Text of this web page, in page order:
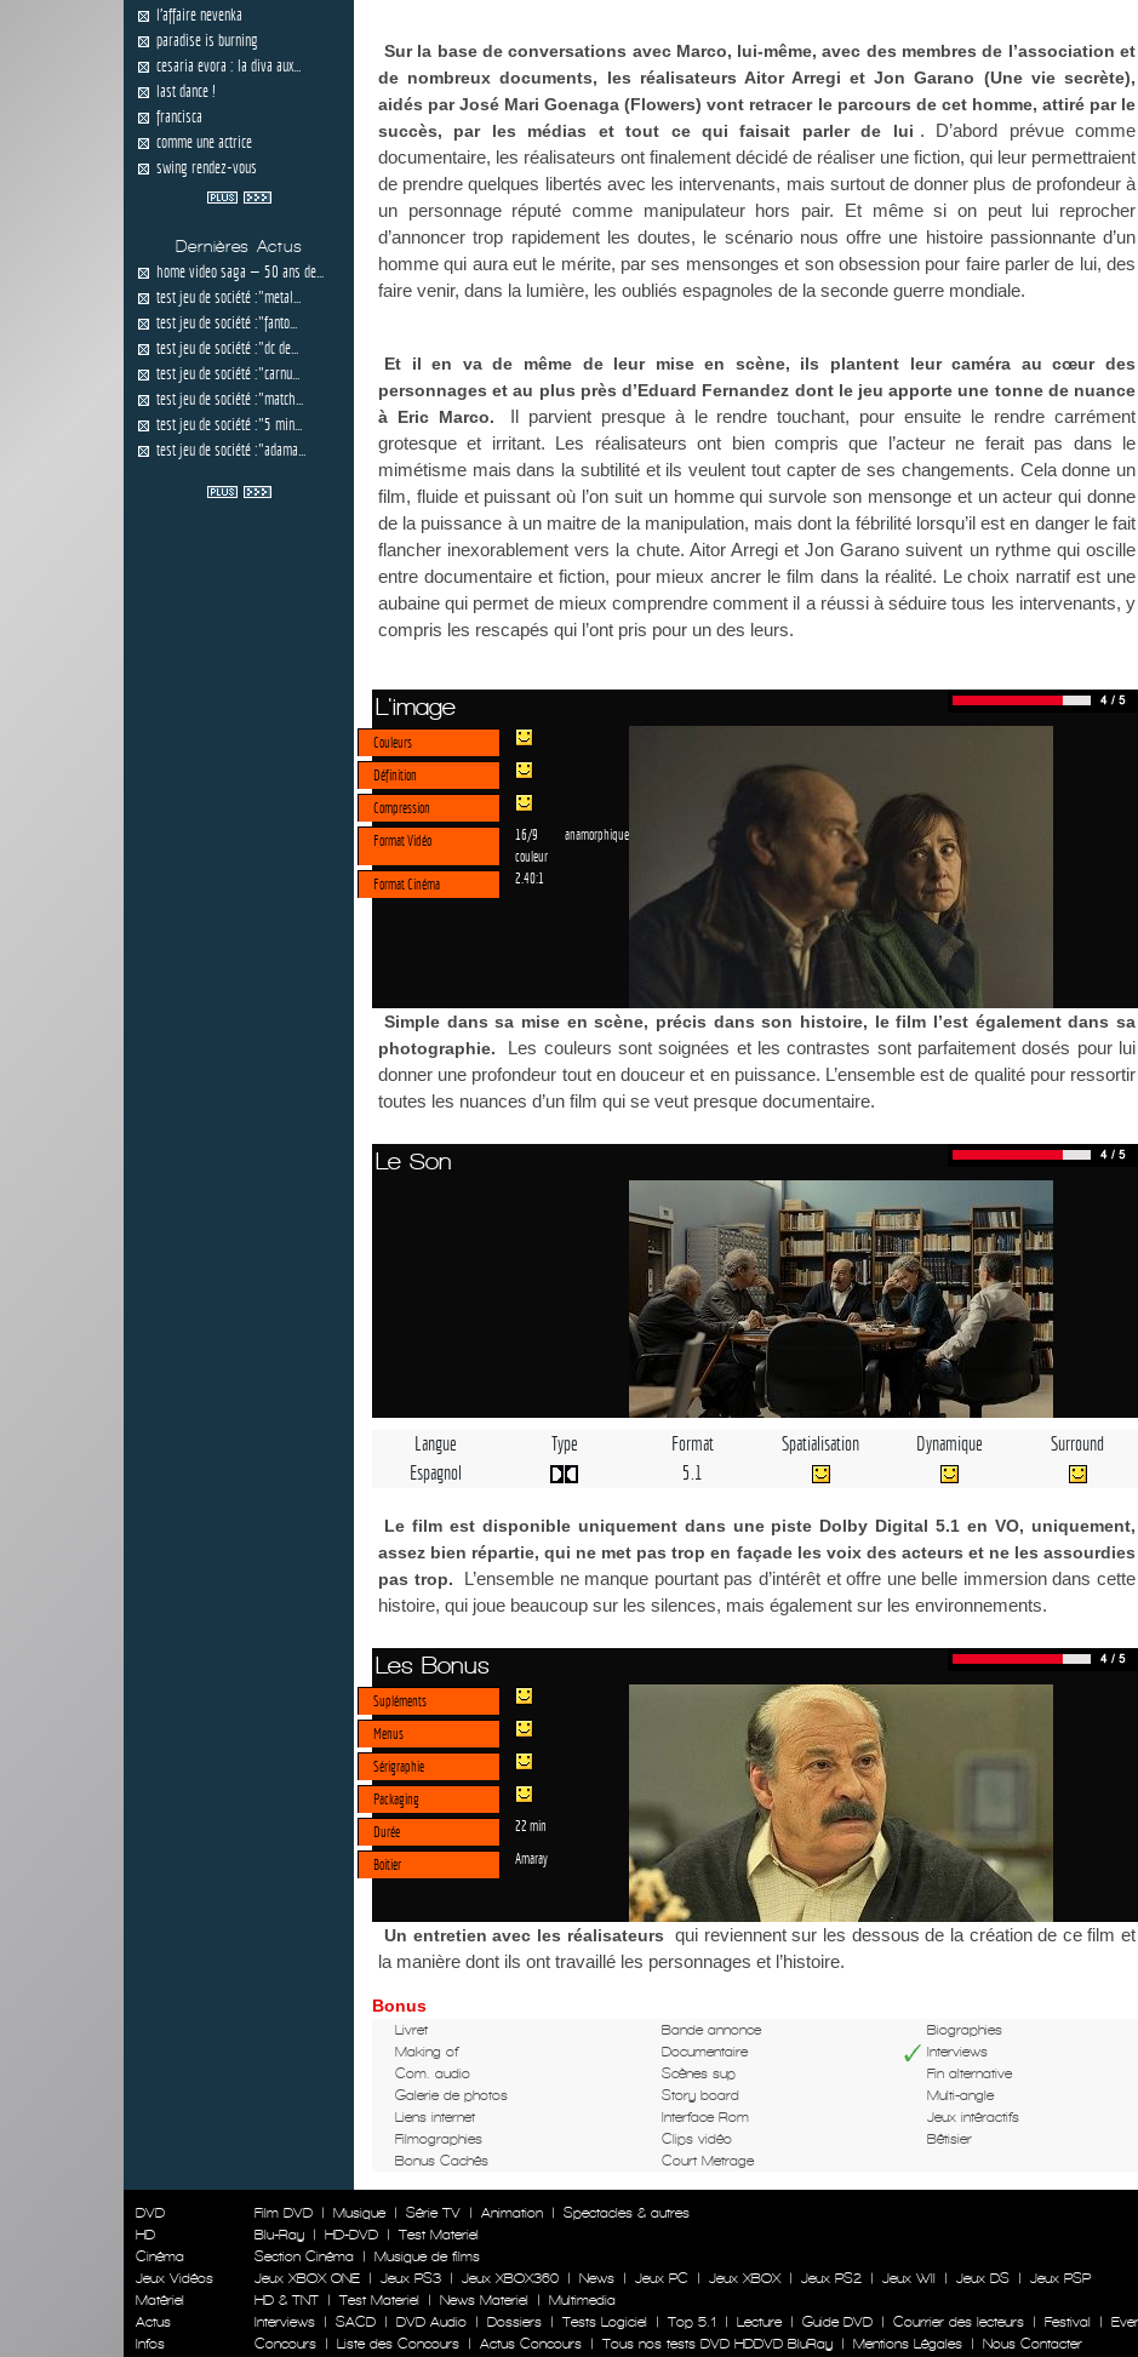
l'affaire nevenka
paradise is burning
cesaria evora : la diva aux...
last dance !
francisca
comme une actrice
swing rendez-vous
Dernières Actus
home video saga — 50 ans de...
test jeu de société :"metal...
test jeu de société :"fanto...
test jeu de société :"dc de...
test jeu de société :"carnu...
test jeu de société :"match...
test jeu de société :"5 min...
test jeu de société :"adama...
Sur la base de conversations avec Marco, lui-même, avec des membres de l’association et
de nombreux documents, les réalisateurs Aitor Arregi et Jon Garano (Une vie secrète),
aidés par José Mari Goenaga (Flowers) vont retracer le parcours de cet homme, attiré par le
succès, par les médias et tout ce qui faisait parler de lui . D’abord prévue comme
documentaire, les réalisateurs ont finalement décidé de réaliser une fiction, qui leur permettraient
de prendre quelques libertés avec les intervenants, mais surtout de donner plus de profondeur à
un personnage réputé comme manipulateur hors pair. Et même si on peut lui reprocher
d’annoncer trop rapidement les doutes, le scénario nous offre une histoire passionnante d’un
homme qui aura eut le mérite, par ses mensonges et son obsession pour faire parler de lui, des
faire venir, dans la lumière, les oubliés espagnoles de la seconde guerre mondiale.
Et il en va de même de leur mise en scène, ils plantent leur caméra au cœur des
personnages et au plus près d’Eduard Fernandez dont le jeu apporte une tonne de nuance
à Eric Marco.
Il parvient presque à le rendre touchant, pour ensuite le rendre carrément
grotesque et irritant. Les réalisateurs ont bien compris que l’acteur ne ferait pas dans le
mimétisme mais dans la subtilité et ils veulent tout capter de ses changements. Cela donne un
film, fluide et puissant où l’on suit un homme qui survole son mensonge et un acteur qui donne
de la puissance à un maitre de la manipulation, mais dont la fébrilité lorsqu’il est en danger le fait
flancher inexorablement vers la chute. Aitor Arregi et Jon Garano suivent un rythme qui oscille
entre documentaire et fiction, pour mieux ancrer le film dans la réalité. Le choix narratif est une
aubaine qui permet de mieux comprendre comment il a réussi à séduire tous les intervenants, y
compris les rescapés qui l’ont pris pour un des leurs.
L'image
Couleurs
Définition
Compression
Format Vidéo
16/9 anamorphique
couleur
Format Cinéma
2.40:1
Simple dans sa mise en scène, précis dans son histoire, le film l’est également dans sa
photographie.
Les couleurs sont soignées et les contrastes sont parfaitement dosés pour lui
donner une profondeur tout en douceur et en puissance. L’ensemble est de qualité pour ressortir
toutes les nuances d’un film qui se veut presque documentaire.
Le Son
Langue Type Format Spatialisation Dynamique
Surround
Espagnol
5.1
Le film est disponible uniquement dans une piste Dolby Digital 5.1 en VO, uniquement,
assez bien répartie, qui ne met pas trop en façade les voix des acteurs et ne les assourdies
pas trop.
L’ensemble ne manque pourtant pas d’intérêt et offre une belle immersion dans cette
histoire, qui joue beaucoup sur les silences, mais également sur les environnements.
Les Bonus
Supléments
Menus
Sérigraphie
Packaging
Durée
22 min
Boitier Amaray
Un entretien avec les réalisateurs
qui reviennent sur les dessous de la création de ce film et
la manière dont ils ont travaillé les personnages et l’histoire.
Bonus
Livret Bande annonce
Biographies
Making of
Documentaire
Interviews
Com. audio
Scènes sup
Fin alternative
Galerie de photos
Story board
Multi-angle
Liens internet
Interface Rom
Jeux intéractifs
Filmographies
Clips vidéo
Bêtisier
Bonus Cachés
Court Metrage
DVD
HD
Cinéma
Jeux Vidéos
Matériel
Actus
Infos
Film DVD | Musique | Série TV | Animation |
Spectacles & autres
Blu-Ray
| HD-DVD |
Test Materiel
Section Cinéma
|
Musique de films
Jeux XBOX ONE
| Jeux PS3 | Jeux XBOX360 | News | Jeux PC | Jeux XBOX | Jeux PS2 | Jeux WII | Jeux DS |
Jeux PSP
HD & TNT
| Test Materiel | News Materiel |
Multimedia
Interviews
| SACD | DVD Audio | Dossiers | Tests Logiciel | Top 5.1 | Lecture | Guide DVD | Courrier des lecteurs | Festival |
Concours
| Liste des Concours | Actus Concours | Tous nos tests DVD HDDVD BluRay | Mentions Légales | Nous Contacter